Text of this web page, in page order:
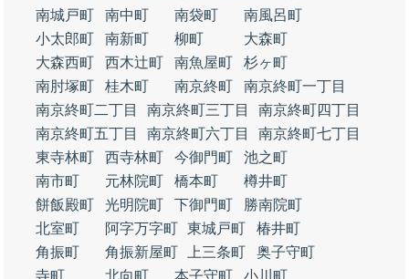
南城戸町
南中町 南袋町
南風呂町
小太郎町
南新町 柳町
大森町
大森西町
西木辻町 南魚屋町
杉ヶ町
南肘塚町
桂木町 南京終町
南京終町一丁目
南京終町二丁目
南京終町三丁目
南京終町四丁目
南京終町五丁目
南京終町六丁目
南京終町七丁目
東寺林町
西寺林町 今御門町
池之町
南市町
元林院町 橋本町
樽井町
餅飯殿町
光明院町 下御門町
勝南院町
北室町
阿字万字町 東城戸町
椿井町
角振町
角振新屋町 上三条町
奥子守町
寺町
北向町 本子守町
小川町